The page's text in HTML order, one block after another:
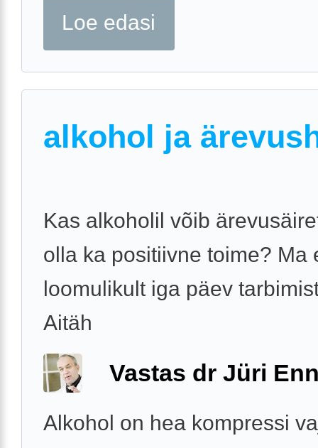
Loe edasi
alkohol ja
Kas alkoholil võib
olla ka positiivne toime? Ma
loomulikult iga päev
Aitäh
Vastas dr Jüri
Alkohol on hea kompressi